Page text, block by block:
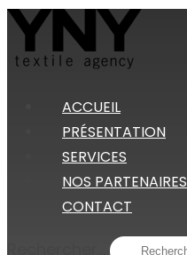
ACCUEIL
PRÉSENTATION
SERVICES
NOS PARTENAIRES
CONTACT